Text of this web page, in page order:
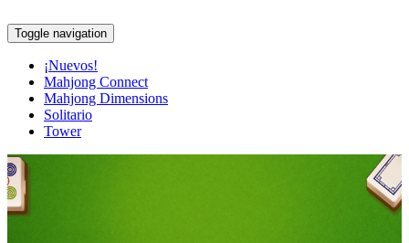
Toggle navigation
¡Nuevos!
Mahjong Connect
Mahjong Dimensions
Solitario
Tower